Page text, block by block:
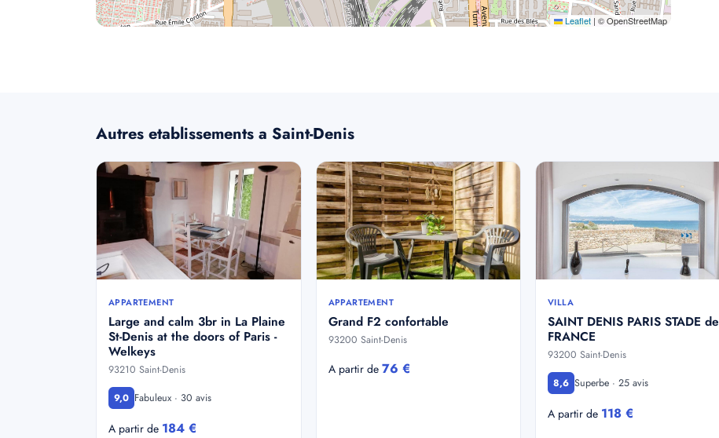
Leaflet | © OpenStreetMap
Autres etablissements a Saint-Denis
APPARTEMENT
Large and calm 3br in La Plaine
St-Denis at the doors of Paris -
Welkeys
93210 Saint-Denis
9,0 Fabuleux · 30 avis
A partir de 184 €
APPARTEMENT
Grand F2 confortable
93200 Saint-Denis
A partir de 76 €
VILLA
SAINT DENIS PARIS STADE de
FRANCE
93200 Saint-Denis
8,6 Superbe · 25 avis
A partir de 118 €